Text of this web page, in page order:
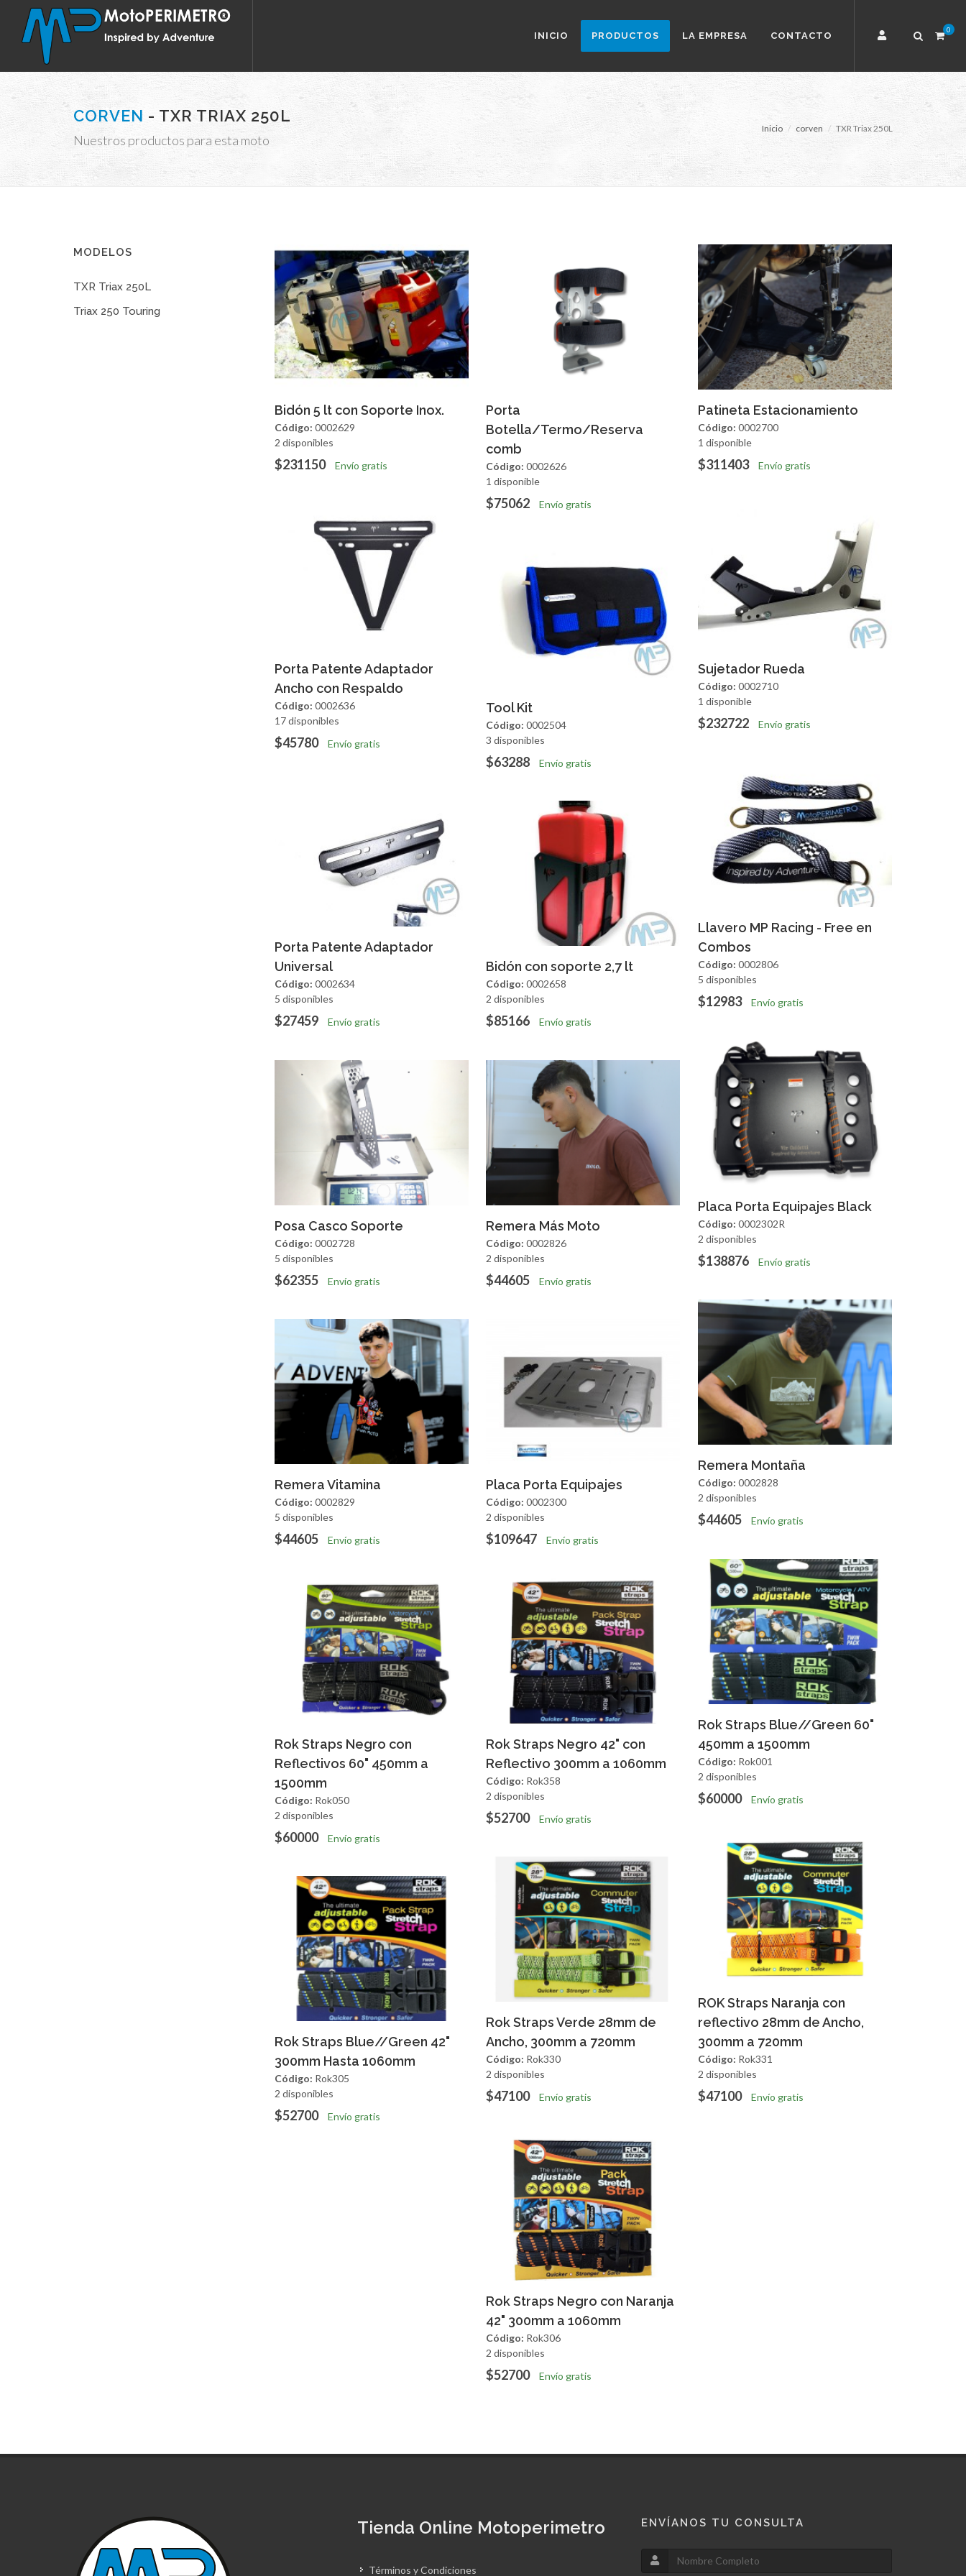
INICIO PRODUCTOS LA EMPRESA CONTACTO
0
CORVEN - TXR TRIAX 250L
Nuestros productos para esta moto
Inicio corven TXR Triax 250L
MODELOS
TXR Triax 250L
Triax 250 Touring
Agregar Vista Rapida
Bidón 5 lt con Soporte Inox.
Código: 0002629
2 disponibles
$231150 Envío gratis
Porta
Botella/Termo/Reserva
comb
Código: 0002626
1 disponible
$75062 Envío gratis
Agregar Vista Rapida
Patineta Estacionamiento
Código: 0002700
1 disponible
$311403 Envío gratis
Agregar Vista Rapida
Porta Patente Adaptador
Ancho con Respaldo
Código: 0002636
17 disponibles
$45780 Envío gratis
Agregar
Sujetador Rueda
Código: 0002710
1 disponible
$232722 Envío gratis
Agregar
Tool Kit
Código: 0002504
3 disponibles
$63288 Envío gratis
Agregar Vista Rapida
Llavero MP Racing - Free en
Combos
Código: 0002806
5 disponibles
$12983 Envío gratis
Agregar Vista Rapida
Porta Patente Adaptador
Universal
Código: 0002634
5 disponibles
$27459 Envío gratis
Agregar Vista Rapida
Bidón con soporte 2,7 lt
Código: 0002658
2 disponibles
$85166 Envío gratis
Agregar Vista Rapida
Placa Porta Equipajes Black
Código: 0002302R
2 disponibles
$138876 Envío gratis
Agregar Vista Rapida
Posa Casco Soporte
Código: 0002728
5 disponibles
$62355 Envío gratis
Agregar
Remera Más Moto
Código: 0002826
2 disponibles
$44605 Envío gratis
Agregar
Remera Montaña
Código: 0002828
2 disponibles
$44605 Envío gratis
Agregar
Remera Vitamina
Código: 0002829
5 disponibles
$44605 Envío gratis
Agregar Vista Rapida
Placa Porta Equipajes
Código: 0002300
2 disponibles
$109647 Envío gratis
Agregar Vista Rapida
Rok Straps Blue//Green 60"
450mm a 1500mm
Código: Rok001
2 disponibles
$60000 Envío gratis
Agregar Vista Rapida
Rok Straps Negro con
Reflectivos 60" 450mm a
1500mm
Código: Rok050
2 disponibles
$60000 Envío gratis
Agregar Vista Rapida
Rok Straps Negro 42" con
Reflectivo 300mm a 1060mm
Código: Rok358
2 disponibles
$52700 Envío gratis
Agregar Vista Rapida
ROK Straps Naranja con
reflectivo 28mm de Ancho,
300mm a 720mm
Código: Rok331
2 disponibles
$47100 Envío gratis
Agregar Vista Rapida
Rok Straps Verde 28mm de
Ancho, 300mm a 720mm
Código: Rok330
2 disponibles
$47100 Envío gratis
Agregar Vista Rapida
Rok Straps Blue//Green 42"
300mm Hasta 1060mm
Código: Rok305
2 disponibles
$52700 Envío gratis
Agregar Vista Rapida
Rok Straps Negro con Naranja
42" 300mm a 1060mm
Código: Rok306
2 disponibles
$52700 Envío gratis
Tienda Online Motoperimetro
Términos y Condiciones
ENVÍANOS TU CONSULTA